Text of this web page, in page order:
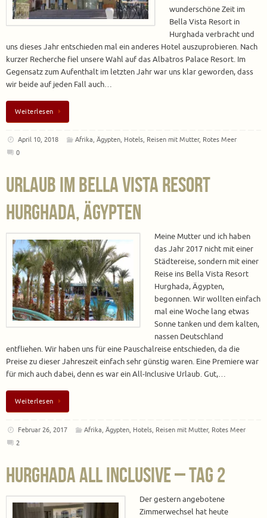
wunderschöne Zeit im
Bella Vista Resort in
Hurghada verbracht und
uns dieses Jahr entschieden mal ein anderes Hotel auszuprobieren. Nach
kurzer Recherche fiel unsere Wahl auf das Albatros Palace Resort. Im
Gegensatz zum Aufenthalt im letzten Jahr war uns klar geworden, dass
wir beide auf jeden Fall auch…
Weiterlesen
April 10, 2018 Afrika,Ägypten, Hotels, Reisen mit Mutter, Rotes Meer
0
Urlaub im Bella Vista Resort
Hurghada, Ägypten
Meine Mutter und ich haben
das Jahr 2017 nicht mit einer
Städtereise, sondern mit einer
Reise ins Bella Vista Resort
Hurghada, Ägypten,
begonnen. Wir wollten einfach
mal eine Woche lang etwas
Sonne tanken und dem kalten,
nassen Deutschland
entfliehen. Wir haben uns für eine Pauschalreise entschieden, da die
Preise zu dieser Jahreszeit einfach sehr günstig waren. Eine Premiere war
für mich auch dabei, denn es war ein All-Inclusive Urlaub. Gut,…
Weiterlesen
Februar 26, 2017 Afrika ,Ägypten Hotels Reisen mit Mutter, Rotes Meer
2
Hurghada All Inclusive – Tag 2
Der gestern angebotene
Zimmerwechsel hat heute